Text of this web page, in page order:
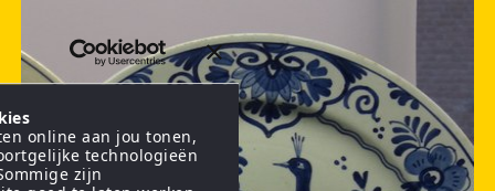
online aan jou tonen,
technologieën
zijn